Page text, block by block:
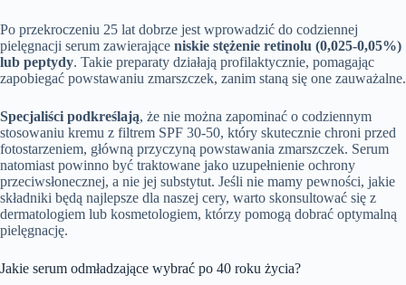
Po przekroczeniu 25 lat dobrze jest wprowadzić do codziennej
pielęgnacji serum zawierające niskie stężenie retinolu (0,025-0,05%)
lub peptydy. Takie preparaty działają profilaktycznie, pomagając
zapobiegać powstawaniu zmarszczek, zanim staną się one zauważalne.
Specjaliści podkreślają, że nie można zapominać o codziennym
stosowaniu kremu z filtrem SPF 30-50, który skutecznie chroni przed
fotostarzeniem, główną przyczyną powstawania zmarszczek. Serum
natomiast powinno być traktowane jako uzupełnienie ochrony
przeciwsłonecznej, a nie jej substytut. Jeśli nie mamy pewności, jakie
składniki będą najlepsze dla naszej cery, warto skonsultować się z
dermatologiem lub kosmetologiem, którzy pomogą dobrać optymalną
pielęgnację.
Jakie serum odmładzające wybrać po 40 roku życia?